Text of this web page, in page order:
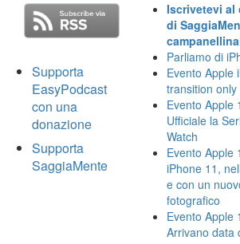
Supporta
EasyPodcast
con una
donazione
Supporta
SaggiaMente
Iscrivetevi al
di
Parliamo di
Evento Apple
transition only
Evento Apple
Ufficiale la
Watch
Evento Apple
iPhone 11,
e con un
fotografico
Evento Apple
Arrivano data